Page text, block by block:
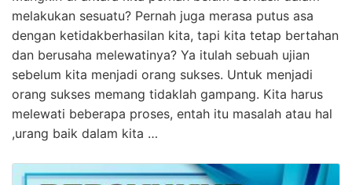
melakukan sesuatu? Pernah juga merasa putus asa
dengan ketidakberhasilan kita, tapi kita tetap bertahan
dan berusaha melewatinya? Ya itulah sebuah ujian
sebelum kita menjadi orang sukses. Untuk menjadi
orang sukses memang tidaklah gampang. Kita harus
melewati beberapa proses, entah itu masalah atau hal
,urang baik dalam kita …